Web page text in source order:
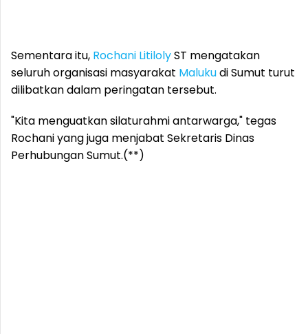
Sementara itu, Rochani LitilolyST mengatakan
seluruh organisasi masyarakat Malukudi Sumut turut
dilibatkan dalam peringatan tersebut.
"Kita menguatkan silaturahmi antarwarga," tegas
Rochani yang juga menjabat Sekretaris Dinas
Perhubungan Sumut.(**)